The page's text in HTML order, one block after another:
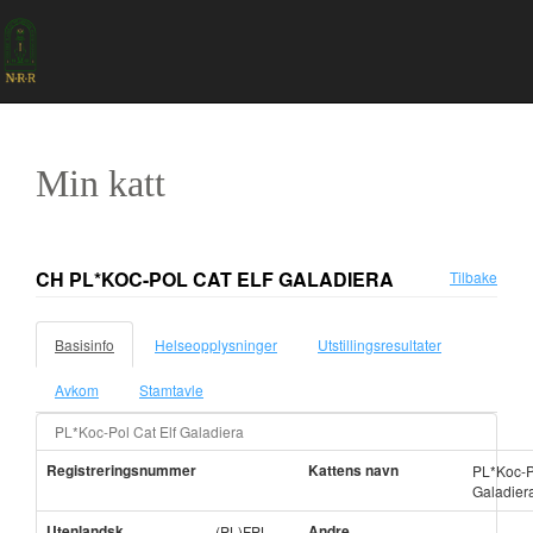
Min katt
CH PL*KOC-POL CAT ELF GALADIERA Tilbake
Basisinfo Helseopplysninger Utstillingsresultater
Avkom Stamtavle
PL*Koc-Pol Cat Elf Galadiera
Registreringsnummer Kattens navn
PL*Koc-